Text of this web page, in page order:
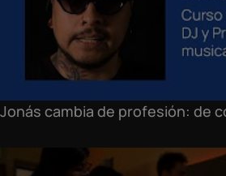
Jonás cambia de profesión: de